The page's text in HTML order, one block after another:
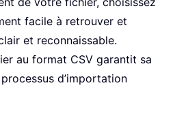
facile à retrouver et
et reconnaissable.
au format CSV garantit sa
d’importation